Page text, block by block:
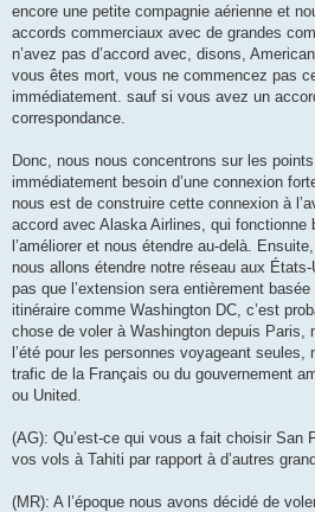
encore une petite compagnie aérienne et
accords commerciaux avec de grandes
n’avez pas d’accord avec, disons,
vous êtes mort, vous ne commencez pas
immédiatement. sauf si vous avez un
correspondance.
Donc, nous nous concentrons sur les
immédiatement besoin d’une connexion
nous est de construire cette connexion à
accord avec Alaska Airlines, qui fonctionne
l’améliorer et nous étendre au-delà.
nous allons étendre notre réseau aux
pas que l’extension sera entièrement
itinéraire comme Washington DC, c’est
chose de voler à Washington depuis Paris,
l’été pour les personnes voyageant seules,
trafic de la Français ou du gouvernement
ou United.
(AG): Qu’est-ce qui vous a fait choisir San
vos vols à Tahiti par rapport à d’autres
(MR): A l’époque nous avons décidé de